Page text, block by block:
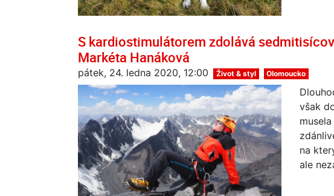
S kardiostimulátorem zdolává
Markéta Hanáková
pátek, 24. ledna 2020, 12:00 Život & styl Olomoucko
však
na
ale